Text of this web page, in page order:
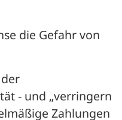
die Gefahr von
- und „verringern
Zahlungen